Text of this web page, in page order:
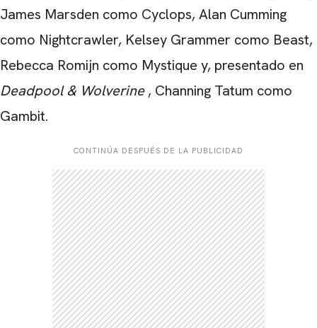
James Marsden como Cyclops, Alan Cumming
como Nightcrawler, Kelsey Grammer como Beast,
Rebecca Romijn como Mystique y, presentado en
Deadpool & Wolverine, Channing Tatum como
Gambit.
CONTINÚA DESPUÉS DE LA PUBLICIDAD